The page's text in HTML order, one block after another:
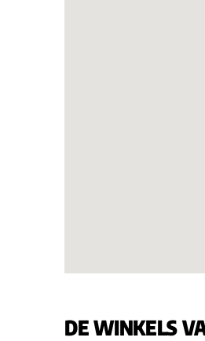
DE WINKELS